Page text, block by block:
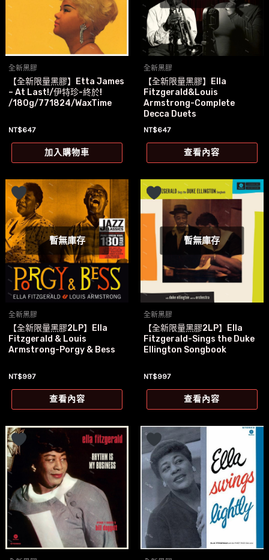
全新黑膠
【全新限量黑膠】Etta James
– At Last!/伊特珍-終於!
/180g/771824/WaxTime
NT$647
加入購物車
全新黑膠
【全新限量黑膠】Ella
Fitzgerald&Louis
Armstrong-Complete
Decca Duets
NT$647
查看內容
暫無庫存
全新黑膠
【全新限量黑膠2LP】Ella
Fitzgerald & Louis
Armstrong-Porgy & Bess
NT$997
查看內容
暫無庫存
全新黑膠
【全新限量黑膠2LP】Ella
Fitzgerald-Sings the Duke
Ellington Songbook
NT$997
查看內容